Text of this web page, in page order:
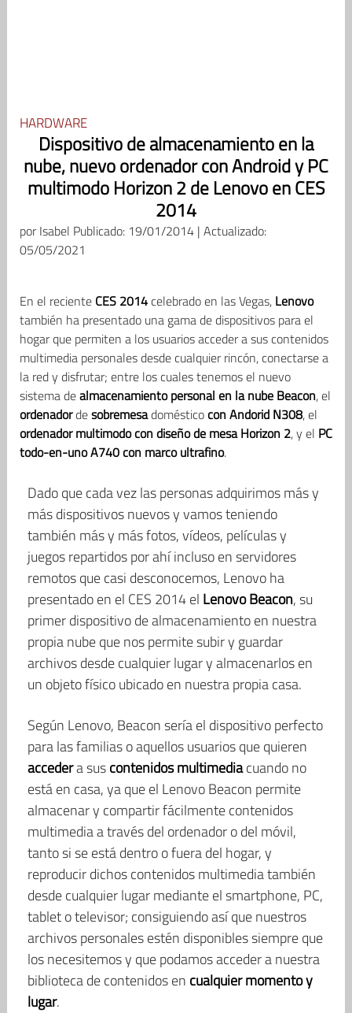
HARDWARE
Dispositivo de almacenamiento en la
nube, nuevo ordenador con Android y PC
multimodo Horizon 2 de Lenovo en CES
2014
porIsabel Publicado: 19/01/2014 | Actualizado:
05/05/2021
En el reciente CES 2014celebrado en las Vegas, Lenovo
también ha presentado una gama de dispositivos para el
hogar que permiten a los usuarios acceder a sus contenidos
multimedia personales desde cualquier rincón, conectarse a
la red y disfrutar; entre los cuales tenemos el nuevo
sistema dealmacenamiento personal en la nube Beacon, el
ordenadordesobremesadomésticocon Andorid N308, el
ordenador multimodo con diseño de mesa Horizon 2, y el PC
todo-en-uno A740 con marco ultrafino.
Dado que cada vez las personas adquirimos más y
más dispositivos nuevos y vamos teniendo
también más y más fotos, vídeos, películas y
juegos repartidos por ahí incluso en servidores
remotos que casi desconocemos, Lenovo ha
presentado en el CES 2014 el Lenovo Beacon, su
primer dispositivo de almacenamiento en nuestra
propia nube que nos permite subir y guardar
archivos desde cualquier lugar y almacenarlos en
un objeto físico ubicado en nuestra propia casa.
Según Lenovo, Beacon sería el dispositivo perfecto
para las familias o aquellos usuarios que quieren
accedera suscontenidos multimediacuando no
está en casa, ya que el Lenovo Beacon permite
almacenar y compartir fácilmente contenidos
multimedia a través del ordenador o del móvil,
tanto si se está dentro o fuera del hogar, y
reproducir dichos contenidos multimedia también
desde cualquier lugar mediante el smartphone, PC,
tablet o televisor; consiguiendo así que nuestros
archivos personales estén disponibles siempre que
los necesitemos y que podamos acceder a nuestra
biblioteca de contenidos en cualquier momento y
lugar.